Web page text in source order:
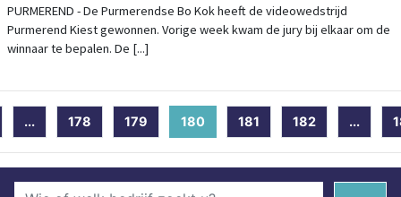
PURMEREND - De Purmerendse Bo Kok heeft de videowedstrijd
Purmerend Kiest gewonnen. Vorige week kwam de jury bij elkaar om de
winnaar te bepalen. De [...]
... 178 179 180 (current)
181 182 ...